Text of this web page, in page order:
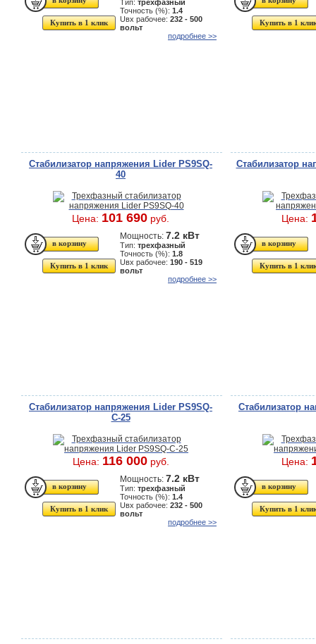
Купить в 1 клик
Тип: трехфазный
Точность (%): 1.4
Uвх рабочее: 232 - 500
вольт
подробнее >>
Купить в 1
Стабилизатор напряжения Lider PS9SQ-
40
Цена: 101 690 руб.
Купить в 1 клик
Мощность: 7.2 кВт
Тип: трехфазный
Точность (%): 1.8
Uвх рабочее: 190 - 519
вольт
подробнее >>
Стабилизатор
Цена:
Купить в 1
Стабилизатор напряжения Lider PS9SQ-
C-25
Цена: 116 000руб.
Купить в 1 клик
Мощность: 7.2 кВт
Тип: трехфазный
Точность (%): 1.4
Uвх рабочее: 232 - 500
вольт
подробнее >>
Стабилизатор
Цена:
Купить в 1